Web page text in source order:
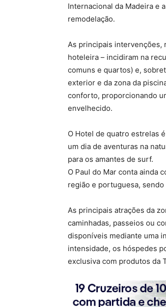
Internacional da Madeira e
remodelação.
As principais intervenções,
hoteleira – incidiram na
comuns e quartos) e,
exterior e da zona da
conforto, proporcionando
envelhecido.
O Hotel de quatro estrelas
um dia de aventuras na
para os amantes de surf.
O Paul do Mar conta ainda
região e portuguesa,
As principais atrações da
caminhadas, passeios ou
disponíveis mediante uma
intensidade, os hóspedes
exclusiva com produtos da